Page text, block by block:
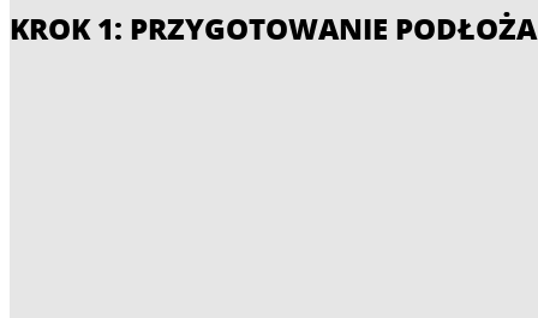
KROK 1: PRZYGOTOWANIE PODŁOŻA